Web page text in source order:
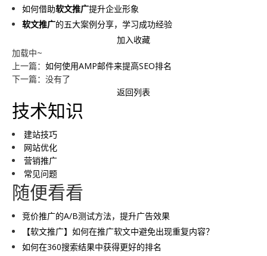
如何借助软文推广提升企业形象
软文推广的五大案例分享，学习成功经验
加入收藏
加载中~
上一篇： 如何使用AMP邮件来提高SEO排名
下一篇：没有了
返回列表
技术知识
建站技巧
网站优化
营销推广
常见问题
随便看看
竞价推广的A/B测试方法，提升广告效果
【软文推广】如何在推广软文中避免出现重复内容？
如何在360搜索结果中获得更好的排名